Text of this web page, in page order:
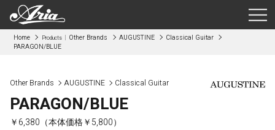
Home Products Other Brands AUGUSTINE
Classical Guitar
PARAGON/BLUE
Other Brands AUGUSTINE Classical Guitar
PARAGON/BLUE
￥6,380（本体価格￥5,800）